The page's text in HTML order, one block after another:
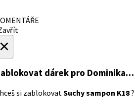
dárek pro Dominika…
si zablokovatSuchy sampon K18?